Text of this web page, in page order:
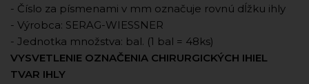
- Číslo za písmenami v mm označuje rovnú dĺžku ihly
- Výrobca: SERAG-WIESSNER
- Jednotka množstva: bal. (1 bal = 48ks)
VYSVETLENIE OZNAČENIA CHIRURGICKÝCH IHIEL
TVAR IHLY